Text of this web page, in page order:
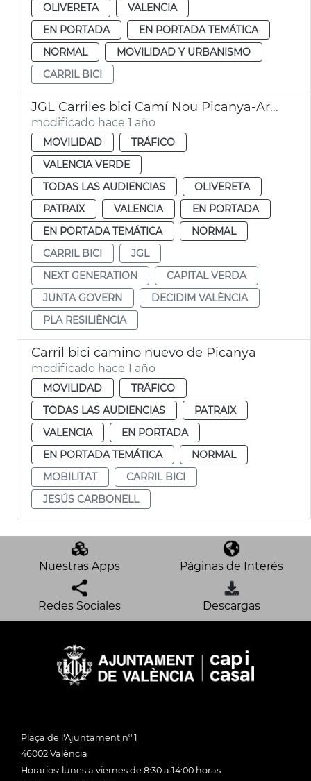
OLIVERETA
VALENCIA
EN PORTADA
EN PORTADA TEMÁTICA
NORMAL
MOVILIDAD Y URBANISMO
CARRIL BICI
JGL Carriles bici Camí Nou Picanya-Archiduque Carlos i Tres Forques-Vara de Quart
modificado hace 1 año
MOVILIDAD
TRÁFICO
VALENCIA VERDE
TODAS LAS AUDIENCIAS
OLIVERETA
PATRAIX
VALENCIA
EN PORTADA
EN PORTADA TEMÁTICA
NORMAL
CARRIL BICI
JGL
NEXT GENERATION
CAPITAL VERDA
JUNTA GOVERN
DECIDIM VALÈNCIA
PLA RESILIÈNCIA
Carril bici camino nuevo de Picanya
modificado hace 1 año
MOVILIDAD
TRÁFICO
TODAS LAS AUDIENCIAS
PATRAIX
VALENCIA
EN PORTADA
EN PORTADA TEMÁTICA
NORMAL
MOBILITAT
CARRIL BICI
JESÚS CARBONELL
Nuestras Apps Páginas de Interés
Redes Sociales Descargas
Plaça de l'Ajuntament nº 1
46002 València
Horarios: lunes a viernes de 8:30 a 14:00 horas